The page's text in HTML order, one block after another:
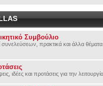
Συμβούλιο
συνελεύσεων, πρακτικά και άλλα
ιδέες και προτάσεις για την